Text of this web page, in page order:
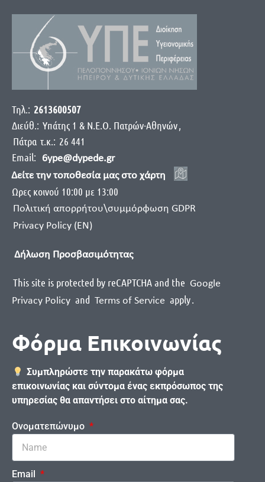
Τηλ.: 2613600507
Διεύθ.: Yπάτης 1 & Ν.Ε.Ο. Πατρών-Αθηνών,
Πάτρα τ.κ.: 26 441
Email:
6ype@dypede.gr
Δείτε την τοποθεσία μας στο χάρτη
Ωρες κοινού 10:00 με 13:00
Πολιτική απορρήτου\συμμόρφωση GDPR
Privacy Policy (EN)
Δήλωση Προσβασιμότητας
This site is protected by reCAPTCHA and the Google
Privacy Policy and Terms of Service apply.
Φόρμα Επικοινωνίας
Συμπληρώστε την παρακάτω φόρμα
επικοινωνίας και σύντομα ένας εκπρόσωπος της
υπηρεσίας θα απαντήσει στο αίτημα σας.
Ονοματεπώνυμο
Email